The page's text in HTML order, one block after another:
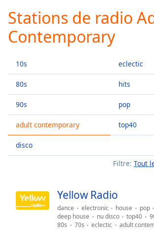
Play
Video
Play
Skip
Mute
Current
Time0:00
Duration-:-
Loaded:
0.00%
Stream
currently
behind
LIVE
Stations de radio
Contemporary
10s
80s
90s
adult contemporary
disco
eclectic
hits
pop
top40
Filtre: Tout
Yellow Radio
dance electronic house
pop
deep house
nu disco top40
80s
70s eclectic
adult